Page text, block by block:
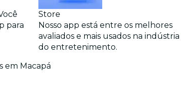
para
Store
Nosso app está entre os melhores
avaliados e mais usados na indústria
do entretenimento.
em Macapá